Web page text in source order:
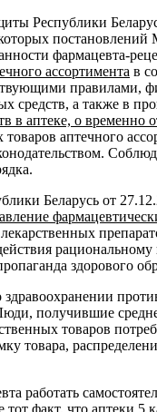
Республики
фармацевта-
ассортимента в
средств, а также в
аптеке, о временно
аптечного
Беларусь от
здорового
получившие
товаров
факт, что аптеки